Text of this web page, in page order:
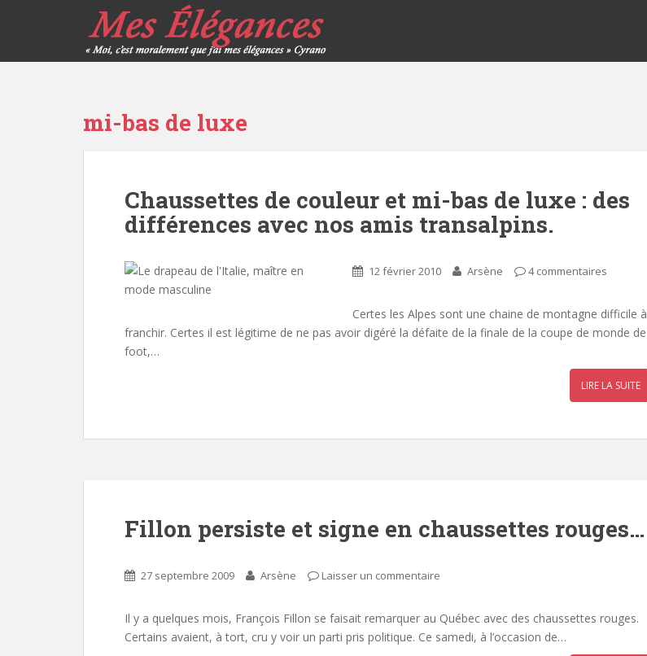
mi-bas de luxe
Chaussettes de couleur et mi-bas de luxe : des
différences avec nos amis transalpins.
12 février 2010 Arsène 4 commentaires
Certes les Alpes sont une chaine de montagne difficile à
franchir. Certes il est légitime de ne pas avoir digéré la défaite de la finale de la coupe de monde de
foot,…
LIRE LA SUITE
Fillon persiste et signe en chaussettes rouges…
27 septembre 2009 Arsène Laisser un commentaire
Il y a quelques mois, François Fillon se faisait remarquer au Québec avec des chaussettes rouges.
Certains avaient, à tort, cru y voir un parti pris politique. Ce samedi, à l’occasion de…